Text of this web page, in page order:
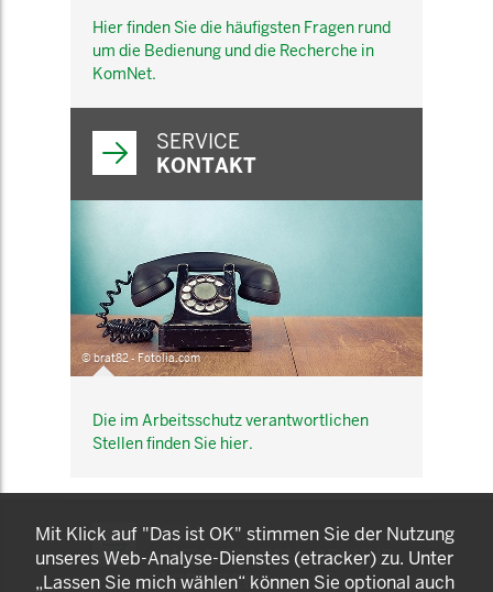
Hier finden Sie die häufigsten Fragen rund
um die Bedienung und die Recherche in
KomNet.
SERVICE
KONTAKT
© brat82 - Fotolia.com
Die im Arbeitsschutz verantwortlichen
Stellen finden Sie hier.
KOMNET
GUT BERATEN. GESUND
ARBEITEN.
Mit Klick auf "Das ist OK" stimmen Sie der Nutzung
unseres Web-Analyse-Dienstes (etracker) zu. Unter
„Lassen Sie mich wählen“ können Sie optional auch